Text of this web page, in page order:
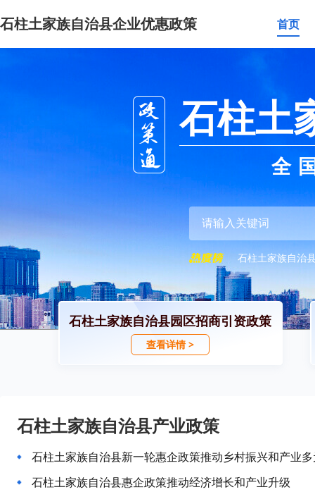
石柱土家族自治县企业优惠政策 首页
石柱土
全
石柱土家族自治
石柱土家族自治县园区招商引资政策
查看详情 >
石柱土家族自治县产业政策
石柱土家族自治县新一轮惠企政策推动乡村振兴和产业
石柱土家族自治县惠企政策推动经济增长和产业升级